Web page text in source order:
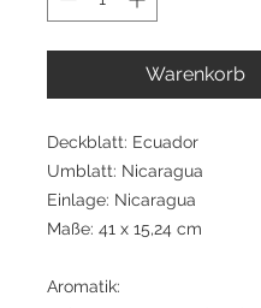
Warenkorb
Deckblatt: Ecuador
Umblatt: Nicaragua
Einlage: Nicaragua
Maße: 41 x 15,24 cm
Aromatik: